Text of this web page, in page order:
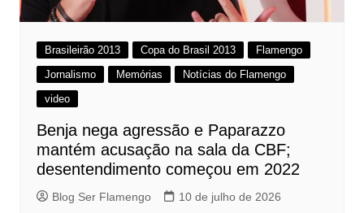
Brasileirão 2013 Copa do Brasil 2013
Flamengo
Jornalismo
Memórias
Notícias do Flamengo
video
Benja nega agressão e Paparazzo
mantém acusação na sala da CBF;
desentendimento começou em 2022
Blog Ser Flamengo 10 de julho de 2026